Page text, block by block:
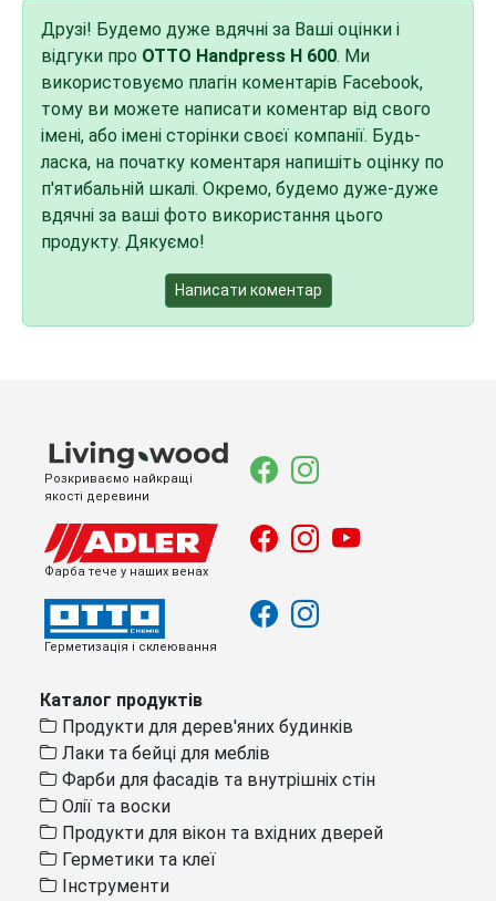
Друзі! Будемо дуже вдячні за Ваші оцінки і
відгуки про OTTO Handpress H 600. Ми
використовуємо плагін коментарів Facebook,
тому ви можете написати коментар від свого
імені, або імені сторінки своєї компанії. Будь-
ласка, на початку коментаря напишіть оцінку по
п'ятибальній шкалі. Окремо, будемо дуже-дуже
вдячні за ваші фото використання цього
продукту. Дякуємо!
Написати коментар
Розкриваємо найкращі
якості деревини
Фарба тече у наших венах
Герметизація і склеювання
Каталог продуктів
Продукти для дерев'яних будинків
Лаки та бейці для меблів
Фарби для фасадів та внутрішніх стін
Олії та воски
Продукти для вікон та вхідних дверей
Герметики та клеї
Інструменти